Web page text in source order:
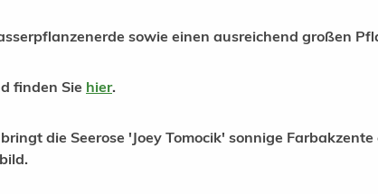
sowie einen ausreichend großen
finden Sie hier.
die Seerose 'Joey Tomocik' sonnige